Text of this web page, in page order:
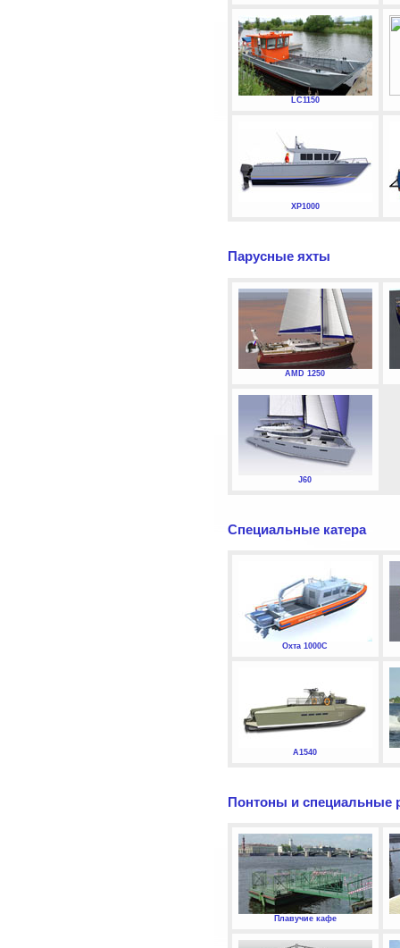
LC1150
XP1000
Парусные яхты
AMD 1250
J60
Специальные катера
Охта 1000С
А1540
Понтоны и специальные
Плавучие кафе